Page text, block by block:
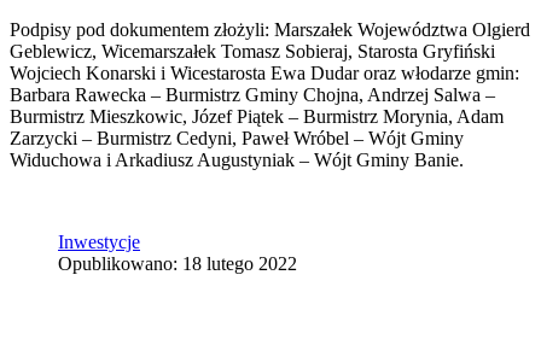
Podpisy pod dokumentem złożyli: Marszałek Województwa Olgierd
Geblewicz, Wicemarszałek Tomasz Sobieraj, Starosta Gryfiński
Wojciech Konarski i Wicestarosta Ewa Dudar oraz włodarze gmin:
Barbara Rawecka – Burmistrz Gminy Chojna, Andrzej Salwa –
Burmistrz Mieszkowic, Józef Piątek – Burmistrz Morynia, Adam
Zarzycki – Burmistrz Cedyni, Paweł Wróbel – Wójt Gminy
Widuchowa i Arkadiusz Augustyniak – Wójt Gminy Banie.
Inwestycje
Opublikowano: 18 lutego 2022